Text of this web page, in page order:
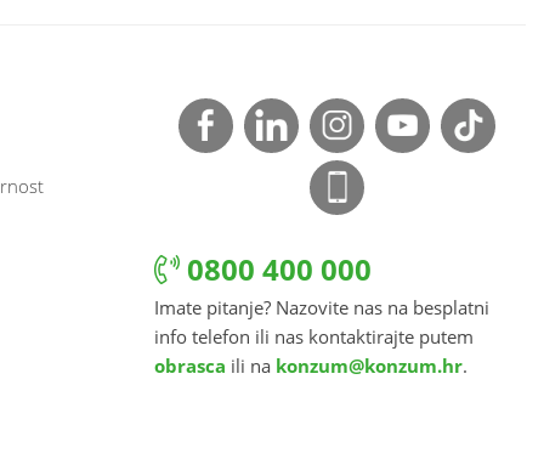
0800 400 000
Imate pitanje? Nazovite nas na besplatni
info telefon ili nas kontaktirajte putem
obrasca ili na konzum@konzum.hr.